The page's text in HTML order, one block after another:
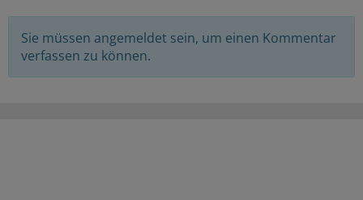
Sie müssen angemeldet sein, um einen Kommentar
verfassen zu können.